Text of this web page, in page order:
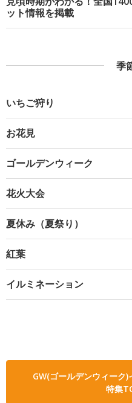
ット情報を掲載
季
いちご狩り
お花見
ゴールデンウィーク
花火大会
夏休み（夏祭り）
紅葉
イルミネーション
GW(ゴールデンウィーク
特集